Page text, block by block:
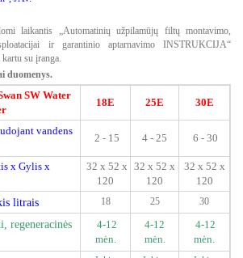
laikantis „Automatinių užpilamūjų filtų montavimo,
ir garantinio aptarnavimo INSTRUKCIJA“
su įranga.
duomenys.
SW Water
18E 25E 30E
vandens
2 - 15 4 - 25 6 - 30
x Gylis x
32 x 52 x
120
32 x 52 x
120
32 x 52 x
120
litrais 18 25 30
regeneracinės
4-12
mėn.
4-12
mėn.
4-12
mėn.